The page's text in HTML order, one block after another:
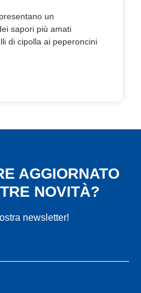
un
sapori più amati
di cipolla ai peperoncini
AGGIORNATO
NOVITÀ?
newsletter!